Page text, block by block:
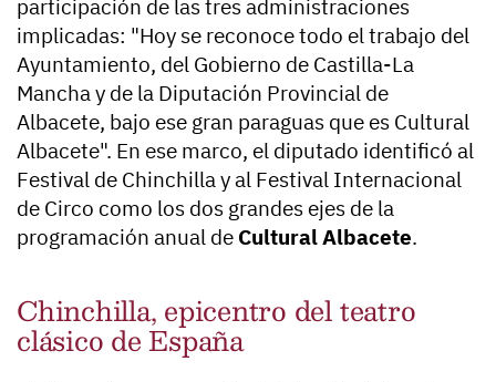
participación de las tres administraciones
implicadas: "Hoy se reconoce todo el trabajo del
Ayuntamiento, del Gobierno de Castilla-La
Mancha y de la Diputación Provincial de
Albacete, bajo ese gran paraguas que es Cultural
Albacete". En ese marco, el diputado identificó al
Festival de Chinchilla y al Festival Internacional
de Circo como los dos grandes ejes de la
programación anual de Cultural Albacete.
Chinchilla, epicentro del teatro
clásico de España